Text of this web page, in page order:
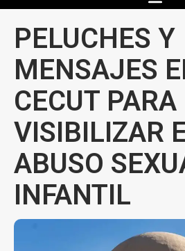
PELUCHES Y
MENSAJES
CECUT PARA
VISIBILIZAR
ABUSO
INFANTIL